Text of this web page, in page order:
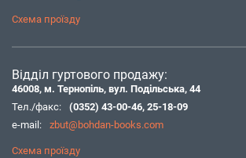
Схема проїзду
Відділ гуртового продажу:
46008, м. Тернопіль, вул. Подільська, 44
Тел./факс:
(0352) 43-00-46, 25-18-09
e-mail:
zbut@bohdan-books.com
Схема проїзду